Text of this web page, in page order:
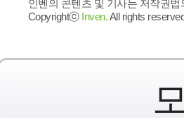
인벤의 콘텐츠 및 기사는 저작권
Copyrightⓒ Inven.All rights